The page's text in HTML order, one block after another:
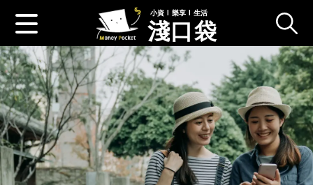
小資 l 樂享 l 生活
淺口袋